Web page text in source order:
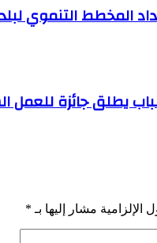
المخطط التنموي
يطلق جائزة للعمل
الإلزامية مشار إليها بـ *